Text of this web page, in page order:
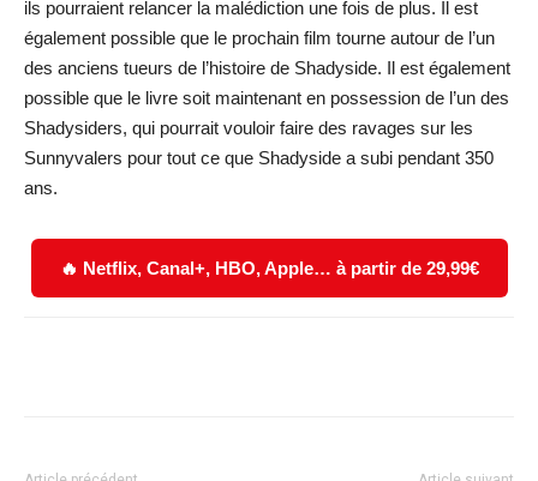
ils pourraient relancer la malédiction une fois de plus. Il est
également possible que le prochain film tourne autour de l’un
des anciens tueurs de l’histoire de Shadyside. Il est également
possible que le livre soit maintenant en possession de l’un des
Shadysiders, qui pourrait vouloir faire des ravages sur les
Sunnyvalers pour tout ce que Shadyside a subi pendant 350
ans.
🔥 Netflix, Canal+, HBO, Apple… à partir de 29,99€